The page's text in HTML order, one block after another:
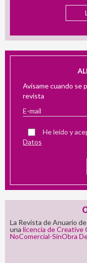
Avísame cuando se
revista
He leído y
Datos
La Revista de Anuario
una licencia de Creative
NoComercial-SinObra